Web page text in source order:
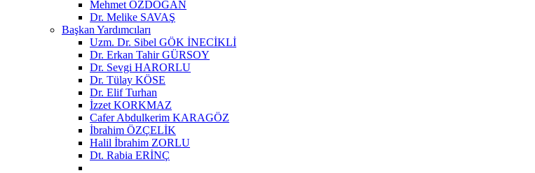
Mehmet ÖZDOĞAN
Dr. Melike SAVAŞ
Başkan Yardımcıları
Uzm. Dr. Sibel GÖK İNECİKLİ
Dr. Erkan Tahir GÜRSOY
Dr. Sevgi HARORLU
Dr. Tülay KÖSE
Dr. Elif Turhan
İzzet KORKMAZ
Cafer Abdulkerim KARAGÖZ
İbrahim ÖZÇELİK
Halil İbrahim ZORLU
Dt. Rabia ERİNÇ